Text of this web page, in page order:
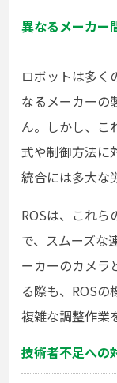
異なるメーカー
ロボットは多く
なるメーカーの
ん。しかし、こ
式や制御方法に
統合には多大な
ROSは、これら
で、スムーズな
ーカーのカメラ
る際も、ROSの
複雑な調整作業
技術者不足への